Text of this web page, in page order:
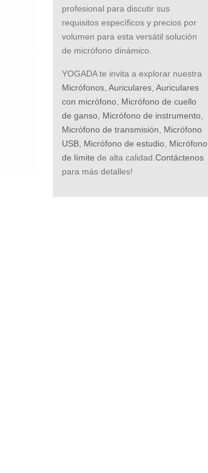
profesional para discutir sus
requisitos específicos y precios por
volumen para esta versátil solución
de micrófono dinámico.
YOGADA te invita a explorar nuestra
Micrófonos, Auriculares, Auriculares
con micrófono, Micrófono de cuello
de ganso, Micrófono de instrumento,
Micrófono de transmisión, Micrófono
USB, Micrófono de estudio, Micrófono
de límite de alta calidad.Contáctenos
para más detalles!